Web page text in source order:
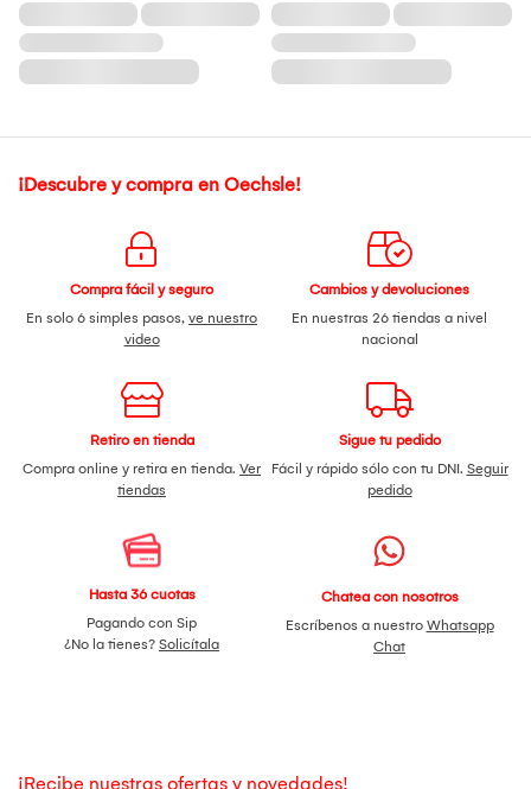
¡Descubre y compra en Oechsle!
Compra fácil y seguro
En solo 6 simples pasos, ve nuestro
video
Cambios y devoluciones
En nuestras 26 tiendas a nivel
nacional
Retiro en tienda
Compra online y retira en tienda. Ver
tiendas
Sigue tu pedido
Fácil y rápido sólo con tu DNI. Seguir
pedido
Hasta 36 cuotas
Pagando con Sip
¿No la tienes? Solicítala
Chatea con nosotros
Escríbenos a nuestro Whatsapp
Chat
¡Recibe nuestras ofertas y novedades!